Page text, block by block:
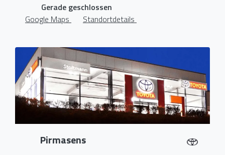
Gerade geschlossen
Google Maps
Standortdetails
Pirmasens